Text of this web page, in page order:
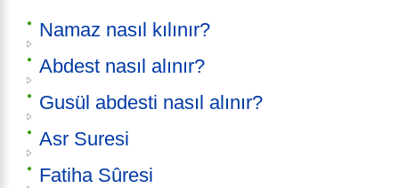
Namaz nasıl kılınır?
Abdest nasıl alınır?
Gusül abdesti nasıl alınır?
Asr Suresi
Fatiha Sûresi